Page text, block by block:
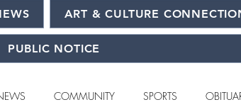
ART & CULTURE
PUBLIC NOTICE
COMMUNITY SPORTS